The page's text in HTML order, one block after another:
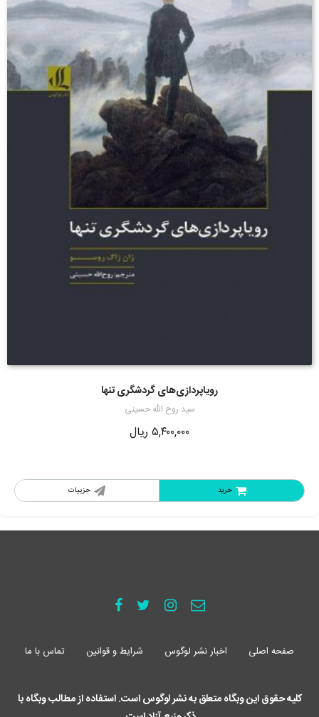
رویاپردازی‌های گردشگری تنها
سید روح الله حسینی
۵,۴۰۰,۰۰۰ ریال
جزییات خرید
صفحه اصلی اخبار نشر لوگوس شرایط و قوانین تماس با ما
کلیه حقوق این وبگاه متعلق به نشر لوگوس است. استفاده از مطالب وبگاه با